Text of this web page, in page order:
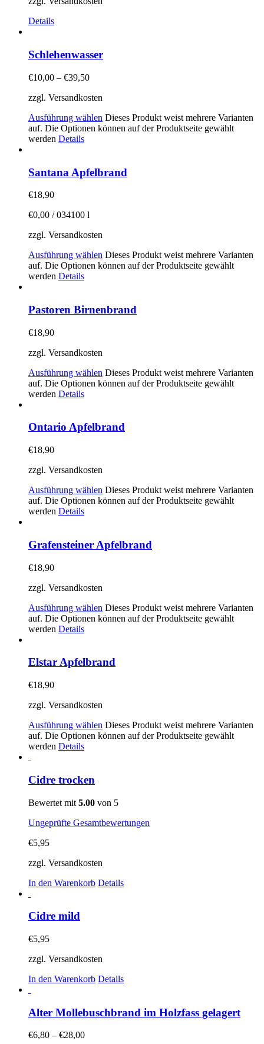
Details
Schlehenwasser
€10,00 – €39,50
zzgl. Versandkosten
Ausführung wählen Dieses Produkt weist mehrere Varianten
auf. Die Optionen können auf der Produktseite gewählt
werden Details
Santana Apfelbrand
€18,90
€0,00 /034100 l
zzgl. Versandkosten
Ausführung wählen Dieses Produkt weist mehrere Varianten
auf. Die Optionen können auf der Produktseite gewählt
werden Details
Pastoren Birnenbrand
€18,90
zzgl. Versandkosten
Ausführung wählen Dieses Produkt weist mehrere Varianten
auf. Die Optionen können auf der Produktseite gewählt
werden Details
Ontario Apfelbrand
€18,90
zzgl. Versandkosten
Ausführung wählen Dieses Produkt weist mehrere Varianten
auf. Die Optionen können auf der Produktseite gewählt
werden Details
Grafensteiner Apfelbrand
€18,90
zzgl. Versandkosten
Ausführung wählen Dieses Produkt weist mehrere Varianten
auf. Die Optionen können auf der Produktseite gewählt
werden Details
Elstar Apfelbrand
€18,90
zzgl. Versandkosten
Ausführung wählen Dieses Produkt weist mehrere Varianten
auf. Die Optionen können auf der Produktseite gewählt
werden Details
Cidre trocken
Bewertet mit 5.00 von 5
Ungeprüfte Gesamtbewertungen
€5,95
zzgl. Versandkosten
In den Warenkorb Details
Cidre mild
€5,95
zzgl. Versandkosten
In den Warenkorb Details
Alter Mollebuschbrand im Holzfass gelagert
€6,80 – €28,00